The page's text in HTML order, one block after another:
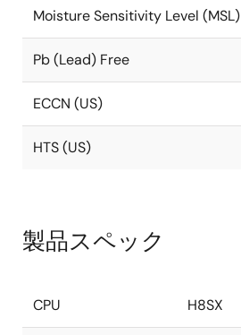
Moisture Sensitivity Level (MSL)
Pb (Lead) Free
ECCN (US)
HTS (US)
製品スペック
CPU H8SX